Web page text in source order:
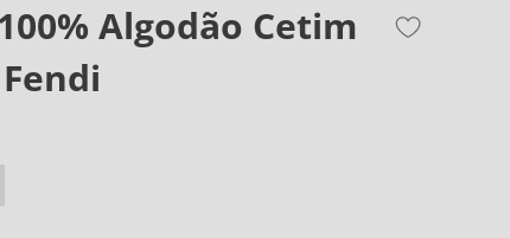
Algodão Cetim